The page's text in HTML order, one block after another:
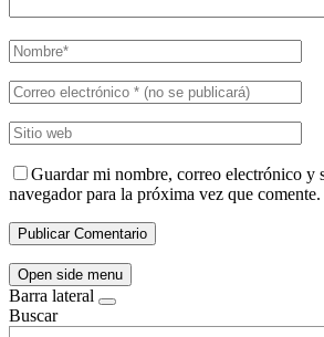
Guardar mi nombre, correo electrónico y
navegador para la próxima vez que comente.
Open side menu
Barra lateral
Buscar